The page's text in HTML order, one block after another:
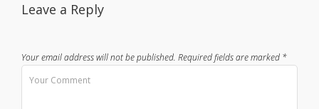
Leave a Reply
Your email address will not be published. Required fields are marked *